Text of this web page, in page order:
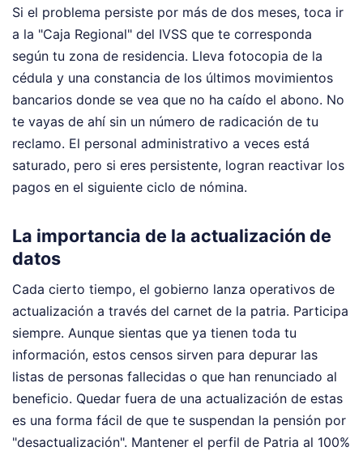
Si el problema persiste por más de dos meses, toca ir
a la "Caja Regional" del IVSS que te corresponda
según tu zona de residencia. Lleva fotocopia de la
cédula y una constancia de los últimos movimientos
bancarios donde se vea que no ha caído el abono. No
te vayas de ahí sin un número de radicación de tu
reclamo. El personal administrativo a veces está
saturado, pero si eres persistente, logran reactivar los
pagos en el siguiente ciclo de nómina.
La importancia de la actualización de
datos
Cada cierto tiempo, el gobierno lanza operativos de
actualización a través del carnet de la patria. Participa
siempre. Aunque sientas que ya tienen toda tu
información, estos censos sirven para depurar las
listas de personas fallecidas o que han renunciado al
beneficio. Quedar fuera de una actualización de estas
es una forma fácil de que te suspendan la pensión por
"desactualización". Mantener el perfil de Patria al 100%